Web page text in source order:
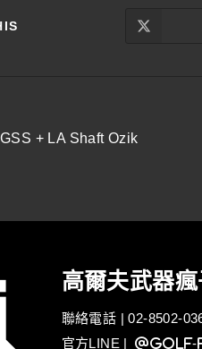
+ LA Shaft Ozik
高爾夫武器
聯絡電話 | 02-8502-
官方LINE | @golf-